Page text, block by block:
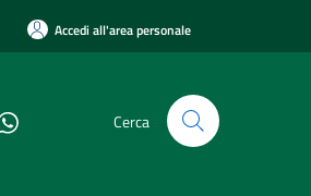
Accedi all'area personale
Cerca